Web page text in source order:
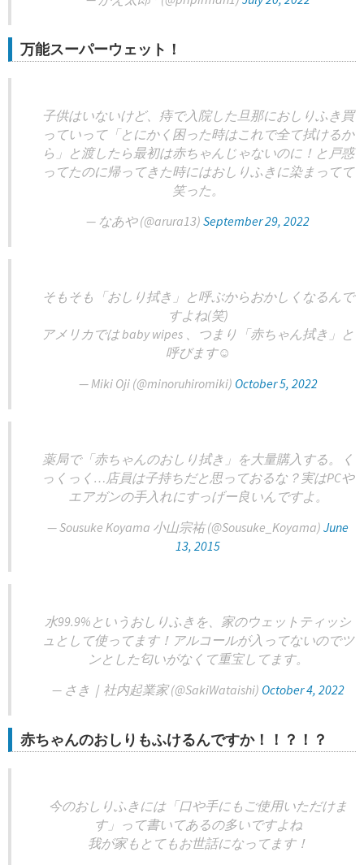
万能スーパーウェット！
子供はいないけど、痔で入院した旦那におしりふき買
っていって「とにかく困った時はこれで全て拭けるか
ら」と渡したら最初は赤ちゃんじゃないのに！と戸惑
ってたのに帰ってきた時にはおしりふきに染まってて
笑った。
— なあや (@arura13) September 29, 2022
そもそも「おしり拭き」と呼ぶからおかしくなるんで
すよね(笑)
アメリカでは baby wipes 、つまり「赤ちゃん拭き」と
呼びます☺️
— Miki Oji (@minoruhiromiki) October 5, 2022
薬局で「赤ちゃんのおしり拭き」を大量購入する。く
っくっく…店員は子持ちだと思っておるな？実はPCや
エアガンの手入れにすっげー良いんですよ。
— Sousuke Koyama 小山宗祐 (@Sousuke_Koyama) June
13, 2015
水99.9%というおしりふきを、家のウェットティッシ
ュとして使ってます！アルコールが入ってないのでツ
ンとした匂いがなくて重宝してます。
— さき｜社内起業家 (@SakiWataishi) October 4, 2022
赤ちゃんのおしりもふけるんですか！！？！？
今のおしりふきには「口や手にもご使用いただけま
す」って書いてあるの多いですよね
我が家もとてもお世話になってます！